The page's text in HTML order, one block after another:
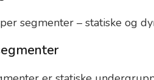
segmenter – statiske og